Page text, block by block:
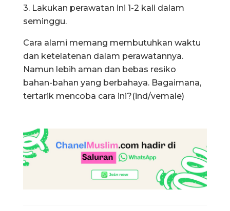
3. Lakukan perawatan ini 1-2 kali dalam
seminggu.
Cara alami memang membutuhkan waktu
dan ketelatenan dalam perawatannya.
Namun lebih aman dan bebas resiko
bahan-bahan yang berbahaya. Bagaimana,
tertarik mencoba cara ini?(ind/vemale)